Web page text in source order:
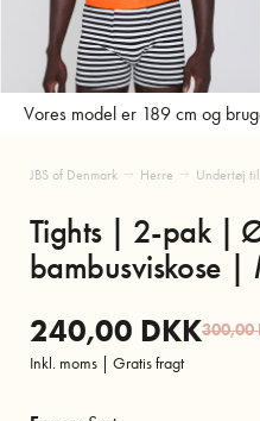
Vores model er 189 cm og
JBS of Denmark Herre Undertøj
Tights | 2-pak |
bambusviskose |
240,00 DKK300,00
Inkl. moms | Gratis fragt